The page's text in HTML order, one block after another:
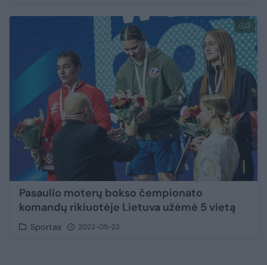
3
Pasaulio moterų bokso čempionato
komandų rikiuotėje Lietuva užėmė 5 vietą
Sportas 2022-05-22